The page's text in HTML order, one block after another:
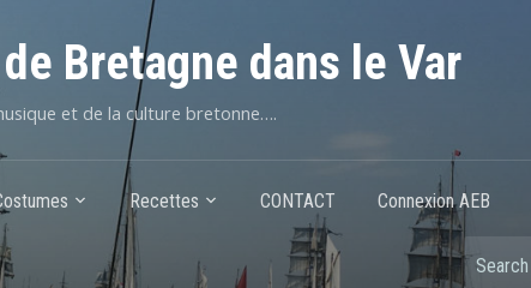
Bretagne dans le Var
et de la culture bretonne….
Recettes CONTACT Connexion AEB